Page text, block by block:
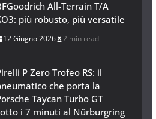
All-Terrain T/A
più robusto, più versatile
12 Giugno 2026 2 min read
P Zero Trofeo RS: il
che porta la
Taycan Turbo GT
i 7 minuti al Nürburgring